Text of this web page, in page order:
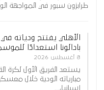
طرابزون سبور في المواجهة
الأهلي يفتتح ودياته
بادالونا استعدادًا
8 أغسطس 2026
يستعد الفريق الأول لكرة
مبارياته الودية خلال
إسبانيا،…